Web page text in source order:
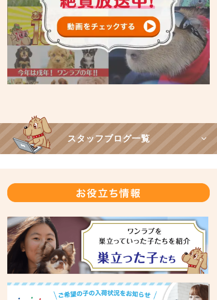
スタッフブログ一覧